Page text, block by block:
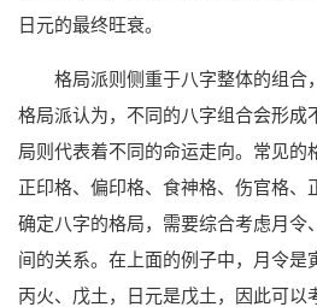
日元的最终旺衰。
格局派则侧重于八字整体的组合
格局派认为，不同的八字组合会形成
局则代表着不同的命运走向。常见的
正印格、偏印格、食神格、伤官格、
确定八字的格局，需要综合考虑月令
间的关系。在上面的例子中，月令是
丙火、戊土，日元是戊土，因此可以